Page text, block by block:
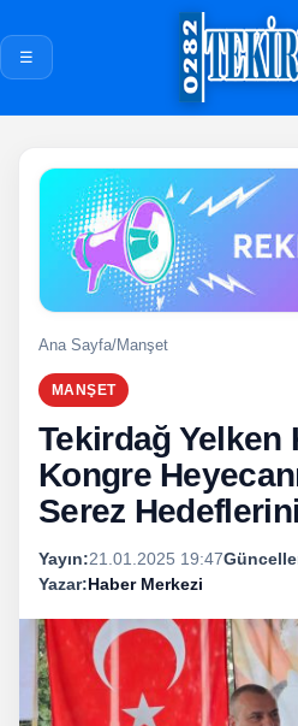
☰
Ana Sayfa/Manşet
MANŞET
Tekirdağ Yelken
Kongre
Serez Hedeflerini
Yayın:21.01.2025 19:47
Yazar:Haber Merkezi